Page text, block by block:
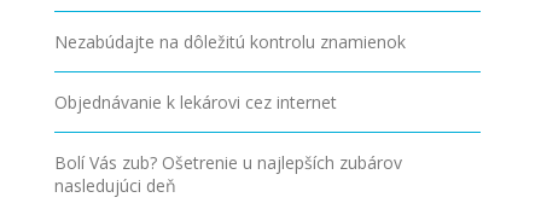
Nezabúdajte na dôležitú kontrolu znamienok
Objednávanie k lekárovi cez internet
Bolí Vás zub? Ošetrenie u najlepších zubárov
nasledujúci deň